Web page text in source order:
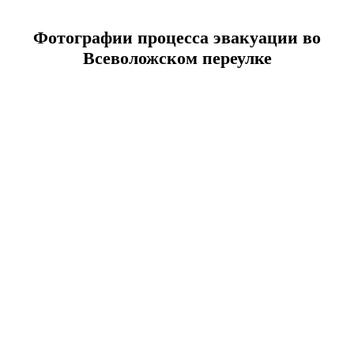
Фотографии процесса эвакуации во
Всеволожском переулке